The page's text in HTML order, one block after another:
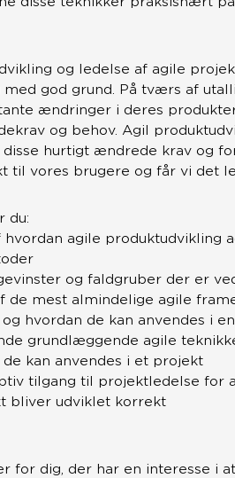
og ledelse af agile
med god grund. På tværs af
ændringer i deres
og behov. Agil
disse hurtigt ændrede krav og
til vores brugere og får vi det
du:
hvordan agile produktudvikling
og faldgruber der er
de mest almindelige agile
hvordan de kan anvendes i
grundlæggende agile
de kan anvendes i et projekt
tilgang til projektledelse for
bliver udviklet korrekt
for dig, der har en interesse i